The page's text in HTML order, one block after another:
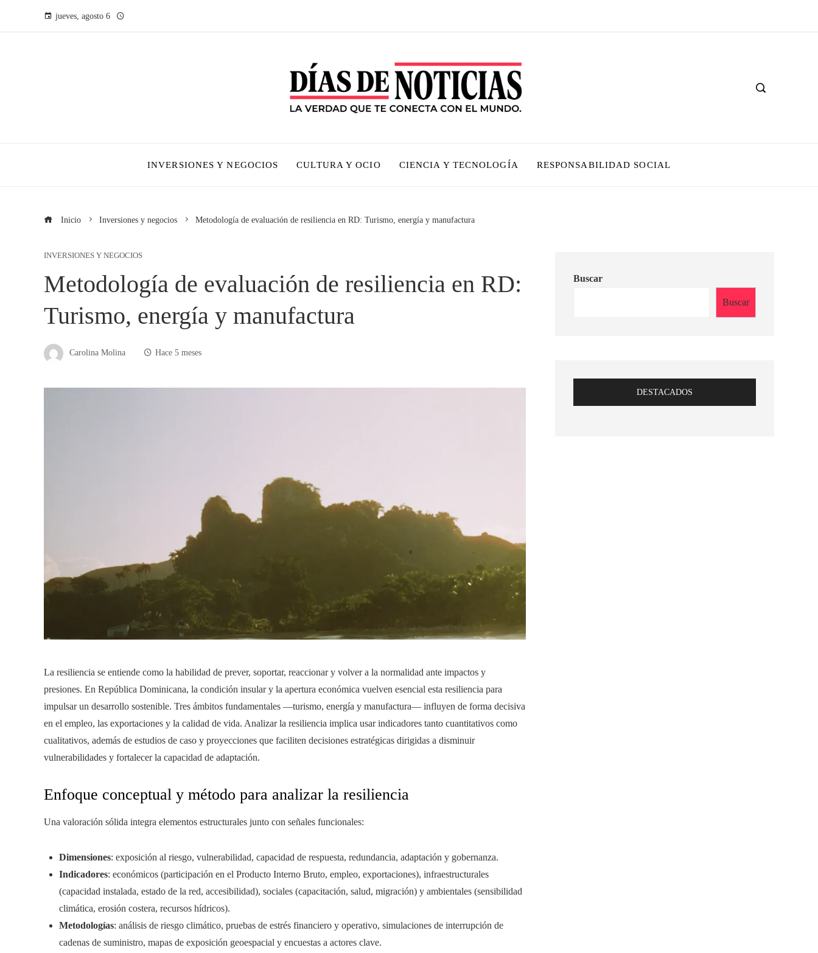
jueves, agosto 6
INVERSIONES Y NEGOCIOS CULTURA Y OCIO CIENCIA Y TECNOLOGÍA RESPONSABILIDAD SOCIAL
Inicio Inversiones y negocios Metodología de evaluación de resiliencia en RD: Turismo, energía y manufactura
INVERSIONES Y NEGOCIOS
Metodología de evaluación de resiliencia en RD:
Turismo, energía y manufactura
Carolina Molina Hace 5 meses
La resiliencia se entiende como la habilidad de prever, soportar, reaccionar y volver a la normalidad ante impactos y
presiones. En República Dominicana, la condición insular y la apertura económica vuelven esencial esta resiliencia para
impulsar un desarrollo sostenible. Tres ámbitos fundamentales —turismo, energía y manufactura— influyen de forma decisiva
en el empleo, las exportaciones y la calidad de vida. Analizar la resiliencia implica usar indicadores tanto cuantitativos como
cualitativos, además de estudios de caso y proyecciones que faciliten decisiones estratégicas dirigidas a disminuir
vulnerabilidades y fortalecer la capacidad de adaptación.
Enfoque conceptual y método para analizar la resiliencia
Una valoración sólida integra elementos estructurales junto con señales funcionales:
Dimensiones: exposición al riesgo, vulnerabilidad, capacidad de respuesta, redundancia, adaptación y gobernanza.
Indicadores: económicos (participación en el Producto Interno Bruto, empleo, exportaciones), infraestructurales
(capacidad instalada, estado de la red, accesibilidad), sociales (capacitación, salud, migración) y ambientales (sensibilidad
climática, erosión costera, recursos hídricos).
Metodologías: análisis de riesgo climático, pruebas de estrés financiero y operativo, simulaciones de interrupción de
cadenas de suministro, mapas de exposición geoespacial y encuestas a actores clave.
Buscar
Buscar
DESTACADOS